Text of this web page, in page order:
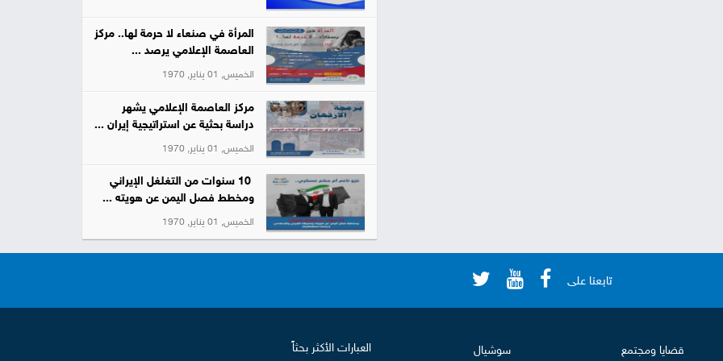
المرأة في صنعاء لا حرمة لها.. مركز
العاصمة الإعلامي يرصد ...
الخميس, 01 يناير, 1970
مركز العاصمة الإعلامي يشهر
دراسة بحثية عن استراتيجية إيران ...
الخميس, 01 يناير, 1970
10 سنوات من التغلغل الإيراني
ومخطط فصل اليمن عن هويته ...
الخميس, 01 يناير, 1970
تابعنا على
قضايا ومجتمع سوشيال العبارات الأكثر بحثاً